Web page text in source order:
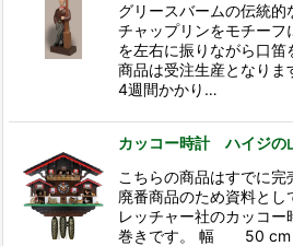
グリースバームの伝統的
チャップリンをモチー
を左右に振りながら口
商品は受注生産となりま
4週間かかり…
カッコー時計 ハイジの
こちらの商品はすでに
廃番商品のため資料とし
レッチャー社のカッコ
巻きです。 幅 50